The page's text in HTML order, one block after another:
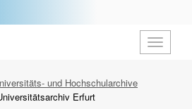
öffnen
und Hochschularchive
Erfurt